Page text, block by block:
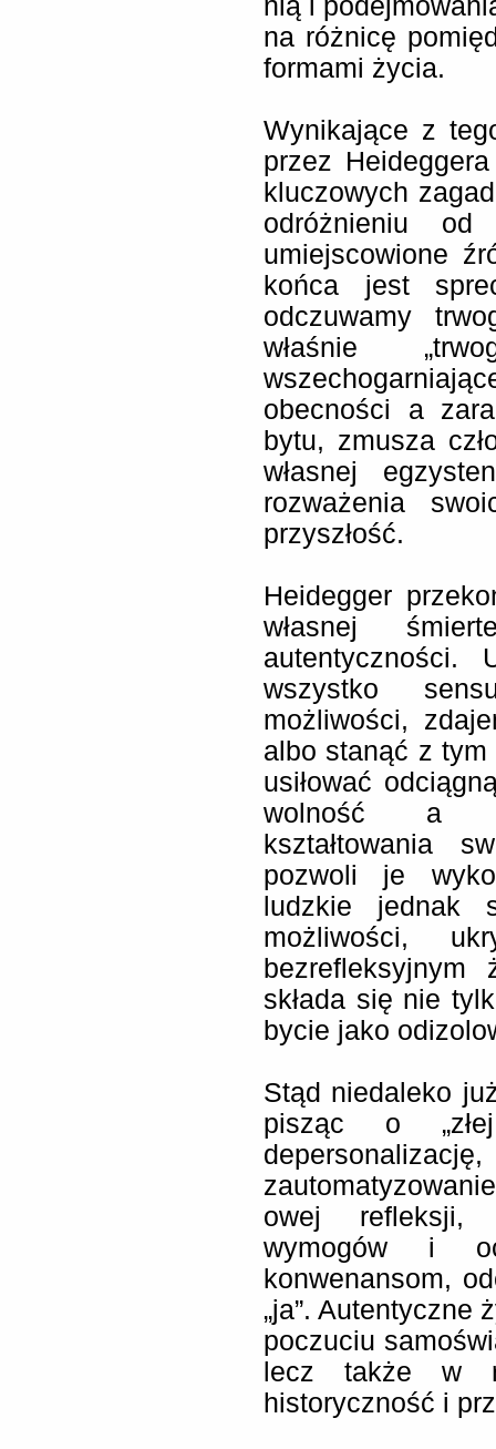
nią i
na różnicę
formami życia.
Wynikające z
przez
kluczowych
odróżnieniu
umiejscowione
końca jest
odczuwamy
właśnie
obecności a
bytu, zmusza
własnej
rozważenia
przyszłość.
Heidegger
własnej
autentyczności.
wszystko
możliwości,
albo stanąć z
usiłować
wolność a
kształtowania
pozwoli je
ludzkie jednak
możliwości,
składa się nie
bycie jako
Stąd niedaleko
pisząc o
owej refleksji,
wymogów i
konwenansom,
„ja”. Autentyczne
poczuciu
lecz także w
historyczność i